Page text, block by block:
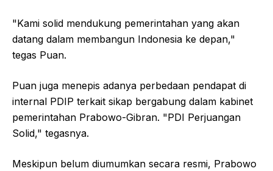
"Kami solid mendukung pemerintahan yang akan
datang dalam membangun Indonesia ke depan,"
tegas Puan.
Puan juga menepis adanya perbedaan pendapat di
internal PDIP terkait sikap bergabung dalam kabinet
pemerintahan Prabowo-Gibran. "PDI Perjuangan
Solid," tegasnya.
Meskipun belum diumumkan secara resmi, Prabowo